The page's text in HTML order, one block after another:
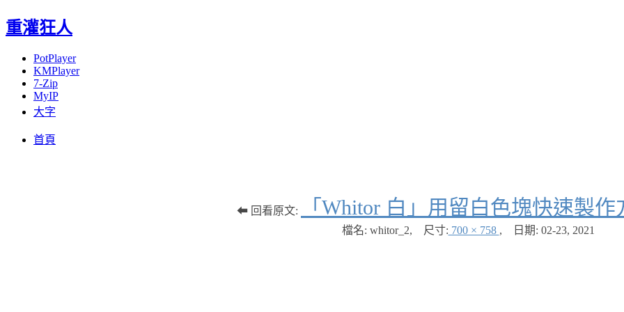
重灌狂人
PotPlayer
KMPlayer
7-Zip
MyIP
大字
首頁
⬅ 回看原文: 「Whitor 白」用留白色塊快速製作
檔名: whitor_2, 尺寸: 700 × 758 , 日期: 02-23, 2021